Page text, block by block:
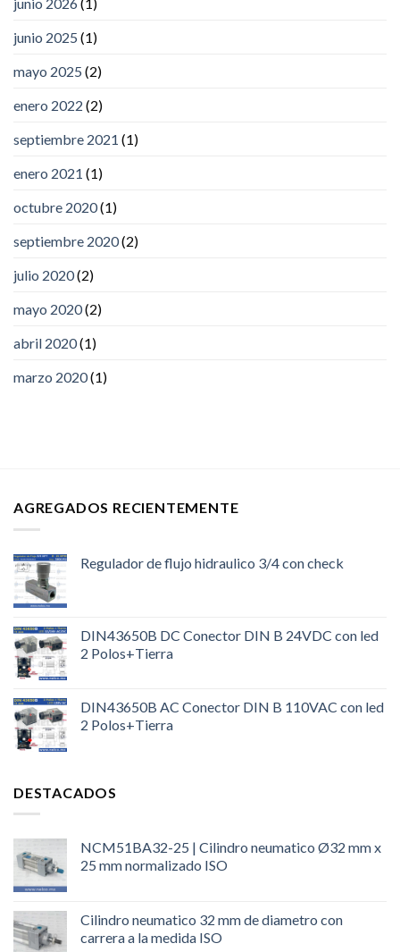
junio 2025 (1)
mayo 2025 (2)
enero 2022 (2)
septiembre 2021 (1)
enero 2021 (1)
octubre 2020(1)
septiembre 2020(2)
julio 2020(2)
mayo 2020(2)
abril 2020(1)
marzo 2020(1)
AGREGADOS RECIENTEMENTE
Regulador de flujo hidraulico 3/4 con check
DIN43650B DC Conector DIN B 24VDC con led
2 Polos+Tierra
DIN43650B AC Conector DIN B 110VAC con led
2 Polos+Tierra
DESTACADOS
NCM51BA32-25 | Cilindro neumatico Ø32 mm x
25 mm normalizado ISO
Cilindro neumatico 32 mm de diametro con
carrera a la medida ISO